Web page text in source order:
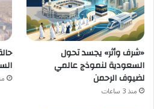
«شرف وأثر» يجسد تحول
السعودية لنموذج عالمي
لضيوف الرحمن
منذ 3 ساعات